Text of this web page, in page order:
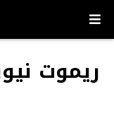
ريموت